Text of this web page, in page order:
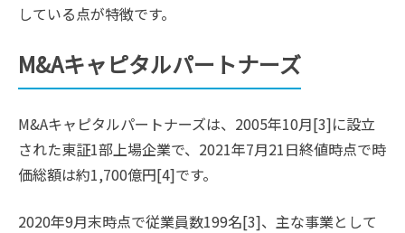
している点が特徴です。
M&Aキャピタルパートナーズ
M&Aキャピタルパートナーズは、2005年10月[3]に設立
された東証1部上場企業で、2021年7月21日終値時点で時
価総額は約1,700億円[4]です。
2020年9月末時点で従業員数199名[3]、主な事業として